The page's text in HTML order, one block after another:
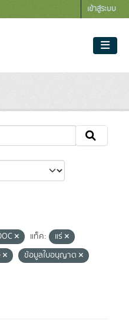
เข้าสู่ระบบ
แท็ค:
แร่
ข้อมูลใบอนุญาต